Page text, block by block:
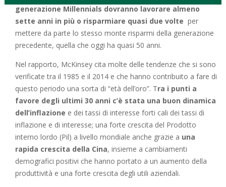
generazione Millennials dovranno lavorare almeno
sette anni in più o risparmiare quasi due volte per
mettere da parte lo stesso monte risparmi della generazione
precedente, quella che oggi ha quasi 50 anni.
Nel rapporto, McKinsey cita molte delle tendenze che si sono
verificate tra il 1985 e il 2014 e che hanno contribuito a fare di
questo periodo una sorta di “età dell’oro”. Tra i punti a
favore degli ultimi 30 anni c’è stata una buon dinamica
dell’inflazione e dei tassi di interesse forti cali dei tassi di
inflazione e di interesse; una forte crescita del Prodotto
interno lordo (Pil) a livello mondiale anche grazie a una
rapida crescita della Cina, insieme a cambiamenti
demografici positivi che hanno portato a un aumento della
produttività e una forte crescita degli utili aziendali.